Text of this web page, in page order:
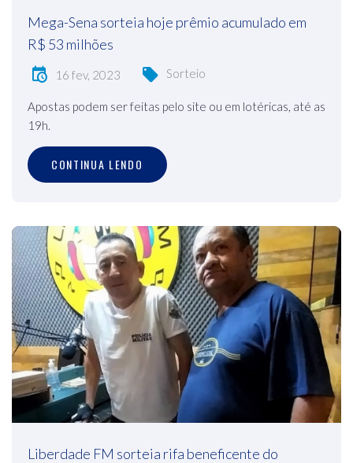
Mega-Sena sorteia hoje prêmio acumulado em
R$ 53 milhões
16 fev, 2023 Sorteio
Apostas podem ser feitas pelo site ou em lotéricas, até as
19h.
CONTINUA LENDO
Liberdade FM sorteia rifa beneficente do